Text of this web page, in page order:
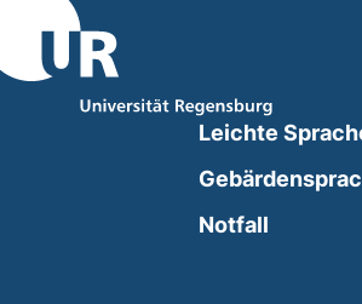
link, opens in a new window)
Leichte
Notfall